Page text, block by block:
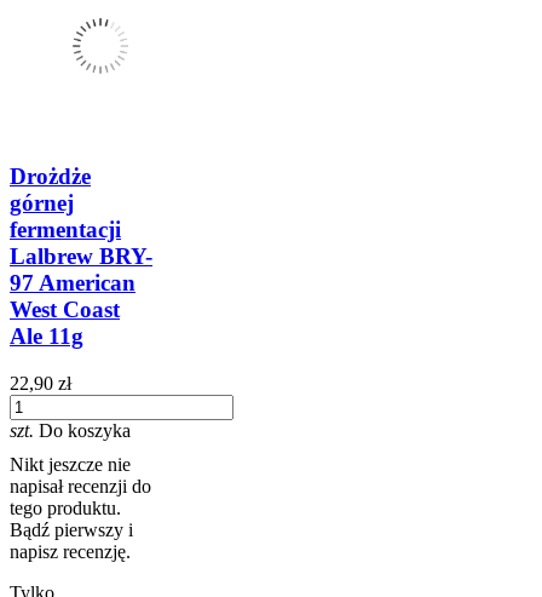
Drożdże
górnej
fermentacji
Lalbrew BRY-
97 American
West Coast
Ale 11g
22,90 zł
szt. Do koszyka
Nikt jeszcze nie
napisał recenzji do
tego produktu.
Bądź pierwszy i
napisz recenzję.